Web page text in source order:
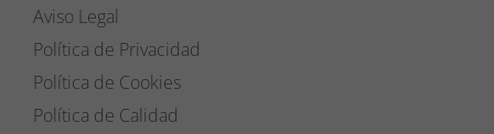
Aviso Legal
Política de Privacidad
Política de Cookies
Política de Calidad